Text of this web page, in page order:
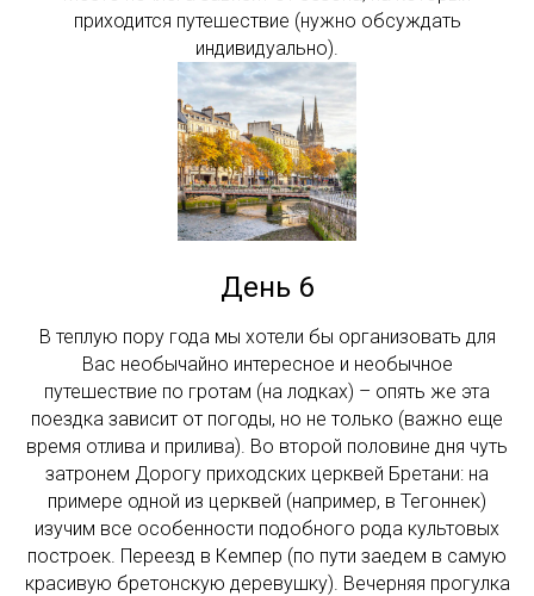
приходится путешествие (нужно обсуждать
индивидуально).
День 6
В теплую пору года мы хотели бы организовать для
Вас необычайно интересное и необычное
путешествие по гротам (на лодках) – опять же эта
поездка зависит от погоды, но не только (важно еще
время отлива и прилива). Во второй половине дня чуть
затронем Дорогу приходских церквей Бретани: на
примере одной из церквей (например, в Тегоннек)
изучим все особенности подобного рода культовых
построек. Переезд в Кемпер (по пути заедем в самую
красивую бретонскую деревушку). Вечерняя прогулка